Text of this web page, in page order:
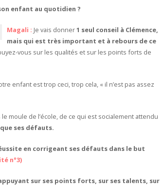
enfant au quotidien ?
Magali : Je vais donner1 seul conseil à Clémence,
mais qui est très important et à rebours de ce
vous sur les qualités et sur les points forts de
enfant est trop ceci, trop cela, « il n’est pas assez
moule de l’école, de ce qui est socialement attendu
ses défauts.
en corrigeant ses défauts dans le but
n°3)
sur ses points forts, sur ses talents, sur